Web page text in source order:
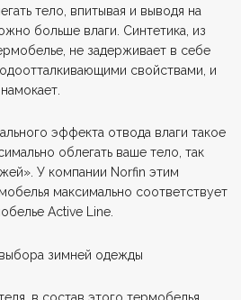
тело, впитывая и выводя на
больше влаги. Синтетика, из
не задерживает в себе
свойствами, и
эффекта отвода влаги такое
облегать ваше тело, так
У компании Norfin этим
максимально соответствует
Active Line.